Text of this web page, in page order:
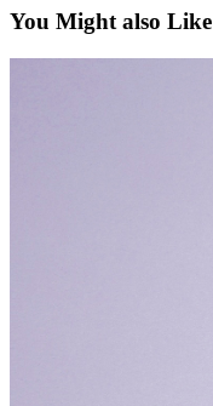
You Might also Like